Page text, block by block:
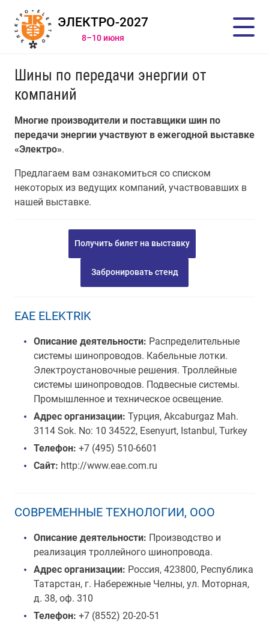
ЭЛЕКТРО-2027
8–10 июня
Шины по передачи энергии от
компаний
Многие производители и поставщики шин по
передачи энергии участвуют в ежегодной выставке
«Электро».
Предлагаем вам ознакомиться со списком
некоторых из ведущих компаний, участвовавших в
нашей выставке.
Получить билет на выставку
Забронировать стенд
EAE ELEKTRIK
Описание деятельности: Распределительные
системы шинопроводов. Кабельные лотки.
Электроустановочные решения. Троллейные
системы шинопроводов. Подвесные системы.
Промышленное и техническое освещение.
Адрес организации: Турция, Akcaburgaz Mah.
3114 Sok. No: 10 34522, Esenyurt, Istanbul, Turkey
Телефон: +7 (495) 510-6601
Сайт: http://www.eae.com.ru
СОВРЕМЕННЫЕ ТЕХНОЛОГИИ, ООО
Описание деятельности: Производство и
реализация троллейного шинопровода.
Адрес организации: Россия, 423800, Республика
Татарстан, г. Набережные Челны, ул. Моторная,
д. 38, оф. 310
Телефон: +7 (8552) 20-20-51